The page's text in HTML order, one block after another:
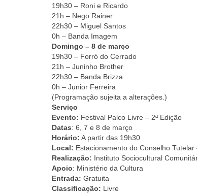
19h30 – Roni e Ricardo
21h – Nego Rainer
22h30 – Miguel Santos
0h – Banda Imagem
Domingo – 8 de março
19h30 – Forró do Cerrado
21h – Juninho Brother
22h30 – Banda Brizza
0h – Junior Ferreira
(Programação sujeita a alterações.)
Serviço
Evento: Festival Palco Livre – 2ª Edição
Datas: 6, 7 e 8 de março
Horário: A partir das 19h30
Local: Estacionamento do Conselho
Realização: Instituto Sociocultural
Apoio: Ministério da Cultura
Entrada: Gratuita
Classificação: Livre